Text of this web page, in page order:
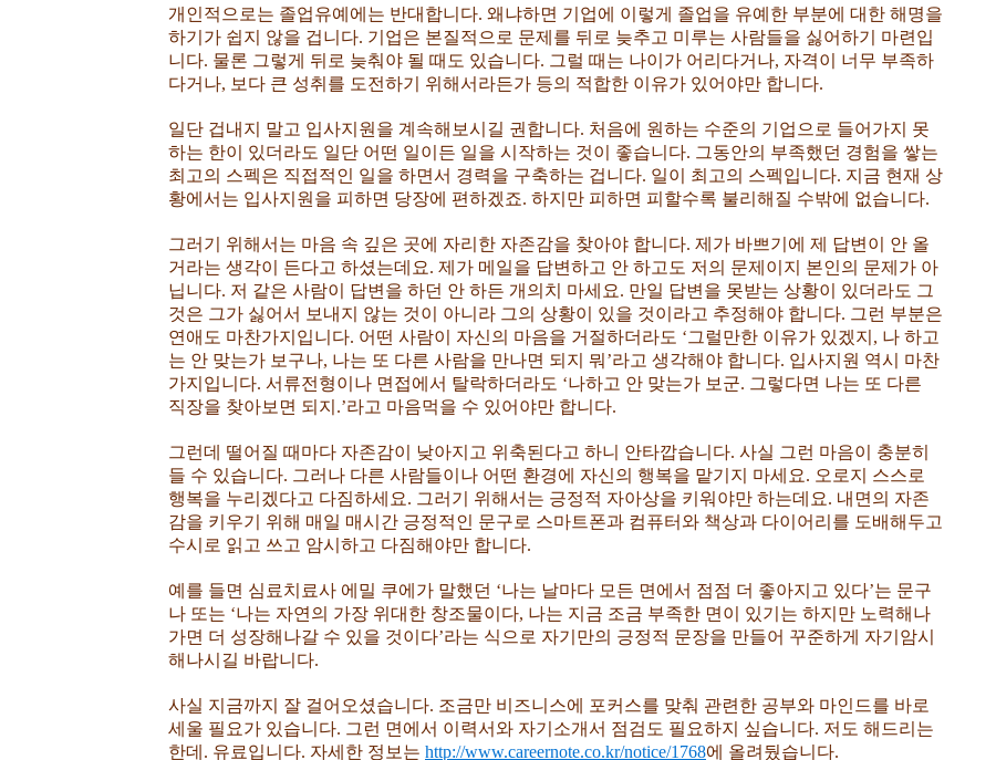
개인적으로는 졸업유예에는 반대합니다. 왜냐하면 기업에 이렇게 졸업을 유예한 부분에 대한 해명을
하기가 쉽지 않을 겁니다. 기업은 본질적으로 문제를 뒤로 늦추고 미루는 사람들을 싫어하기 마련입
니다. 물론 그렇게 뒤로 늦춰야 될 때도 있습니다. 그럴 때는 나이가 어리다거나, 자격이 너무 부족하
다거나, 보다 큰 성취를 도전하기 위해서라든가 등의 적합한 이유가 있어야만 합니다.
일단 겁내지 말고 입사지원을 계속해보시길 권합니다. 처음에 원하는 수준의 기업으로 들어가지 못
하는 한이 있더라도 일단 어떤 일이든 일을 시작하는 것이 좋습니다. 그동안의 부족했던 경험을 쌓는
최고의 스펙은 직접적인 일을 하면서 경력을 구축하는 겁니다. 일이 최고의 스펙입니다. 지금 현재 상
황에서는 입사지원을 피하면 당장에 편하겠죠. 하지만 피하면 피할수록 불리해질 수밖에 없습니다.
그러기 위해서는 마음 속 깊은 곳에 자리한 자존감을 찾아야 합니다. 제가 바쁘기에 제 답변이 안 올
거라는 생각이 든다고 하셨는데요. 제가 메일을 답변하고 안 하고도 저의 문제이지 본인의 문제가 아
닙니다. 저 같은 사람이 답변을 하던 안 하든 개의치 마세요. 만일 답변을 못받는 상황이 있더라도 그
것은 그가 싫어서 보내지 않는 것이 아니라 그의 상황이 있을 것이라고 추정해야 합니다. 그런 부분은
연애도 마찬가지입니다. 어떤 사람이 자신의 마음을 거절하더라도 ‘그럴만한 이유가 있겠지, 나 하고
는 안 맞는가 보구나, 나는 또 다른 사람을 만나면 되지 뭐’라고 생각해야 합니다. 입사지원 역시 마찬
가지입니다. 서류전형이나 면접에서 탈락하더라도 ‘나하고 안 맞는가 보군. 그렇다면 나는 또 다른
직장을 찾아보면 되지.’라고 마음먹을 수 있어야만 합니다.
그런데 떨어질 때마다 자존감이 낮아지고 위축된다고 하니 안타깝습니다. 사실 그런 마음이 충분히
들 수 있습니다. 그러나 다른 사람들이나 어떤 환경에 자신의 행복을 맡기지 마세요. 오로지 스스로
행복을 누리겠다고 다짐하세요. 그러기 위해서는 긍정적 자아상을 키워야만 하는데요. 내면의 자존
감을 키우기 위해 매일 매시간 긍정적인 문구로 스마트폰과 컴퓨터와 책상과 다이어리를 도배해두고
수시로 읽고 쓰고 암시하고 다짐해야만 합니다.
예를 들면 심료치료사 에밀 쿠에가 말했던 ‘나는 날마다 모든 면에서 점점 더 좋아지고 있다’는 문구
나 또는 ‘나는 자연의 가장 위대한 창조물이다, 나는 지금 조금 부족한 면이 있기는 하지만 노력해나
가면 더 성장해나갈 수 있을 것이다’라는 식으로 자기만의 긍정적 문장을 만들어 꾸준하게 자기암시
해나시길 바랍니다.
사실 지금까지 잘 걸어오셨습니다. 조금만 비즈니스에 포커스를 맞춰 관련한 공부와 마인드를 바로
세울 필요가 있습니다. 그런 면에서 이력서와 자기소개서 점검도 필요하지 싶습니다. 저도 해드리는
한데. 유료입니다. 자세한 정보는 http://www.careernote.co.kr/notice/1768에 올려뒀습니다.